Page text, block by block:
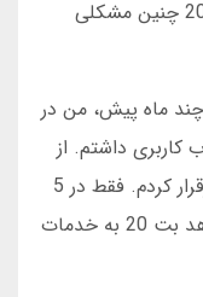
لحظه حساس فریز می کند. اما در بت 20 چنین مشکلی
ساعته است. چند ماه پیش، من در
کاربری داشتم. از
طریق چت آنلاین با پشتیبانی ارتباط برقرار کردم. فقط در 5
دقیقه مشکل حل شد. این نشان می دهد بت 20 به خدمات